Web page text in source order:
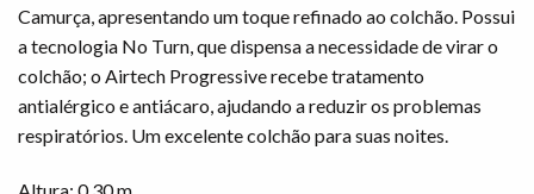
Camurça, apresentando um toque refinado ao colchão. Possui
a tecnologia No Turn, que dispensa a necessidade de virar o
colchão; o Airtech Progressive recebe tratamento
antialérgico e antiácaro, ajudando a reduzir os problemas
respiratórios. Um excelente colchão para suas noites.